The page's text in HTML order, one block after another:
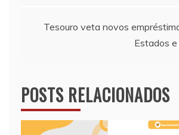
PostTesouro veta novos
Estados e
POSTS RELACIONADOS